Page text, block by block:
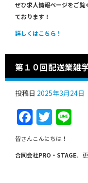
ぜひ求人情報ページをご覧
ております！
詳しくはこちら！
第１０回配送業雑
投稿日 2025年3月24日
皆さんこんにちは！
合同会社PRO・STAGE、